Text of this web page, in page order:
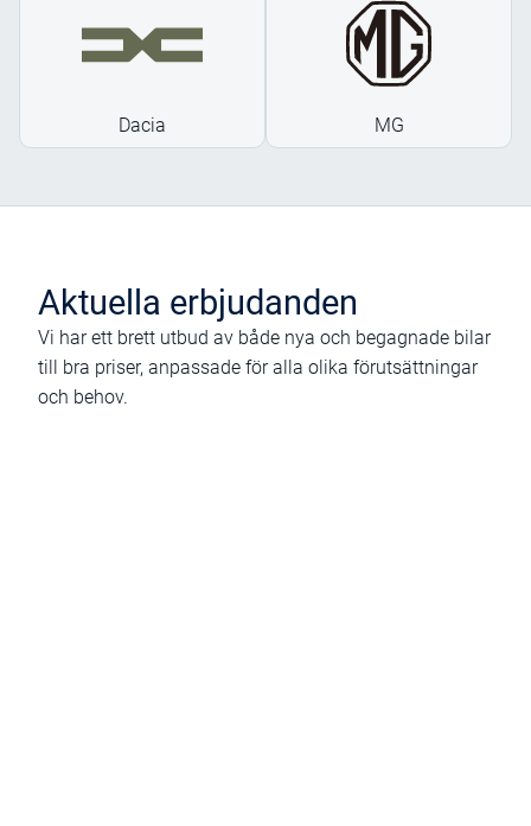
Dacia MG
Aktuella erbjudanden
Vi har ett brett utbud av både nya och begagnade bilar
till bra priser, anpassade för alla olika förutsättningar
och behov.